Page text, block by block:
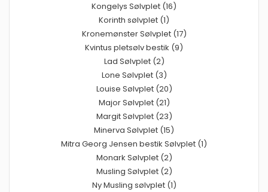
Kongelys Sølvplet (16)
Korinth sølvplet (1)
Kronemønster Sølvplet (17)
Kvintus pletsølv bestik (9)
Lad Sølvplet (2)
Lone Sølvplet (3)
Louise Sølvplet (20)
Major Sølvplet (21)
Margit Sølvplet (23)
Minerva Sølvplet (15)
Mitra Georg Jensen bestik Sølvplet (1)
Monark Sølvplet (2)
Musling Sølvplet (2)
Ny Musling sølvplet (1)